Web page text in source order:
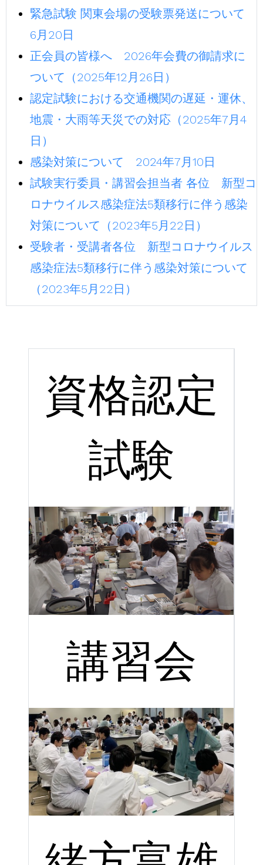
緊急試験 関東会場の受験票発送について
6月20日
正会員の皆様へ 2026年会費の御請求に
ついて（2025年12月26日）
認定試験における交通機関の遅延・運休、
地震・大雨等天災での対応（2025年7月4
日）
感染対策について 2024年7月10日
試験実行委員・講習会担当者 各位 新型コ
ロナウイルス感染症法5類移行に伴う感染
対策について（2023年5月22日）
受験者・受講者各位 新型コロナウイルス
感染症法5類移行に伴う感染対策について
（2023年5月22日）
資格認定
試験
講習会